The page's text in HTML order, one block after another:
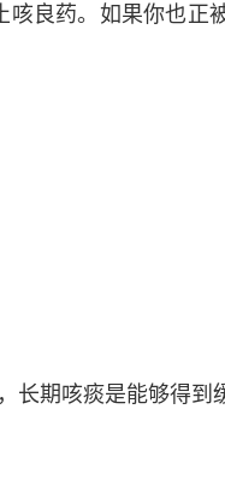
良药。如果你也正
期咳痰是能够得到